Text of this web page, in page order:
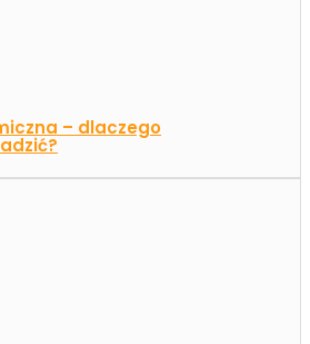
– dlaczego